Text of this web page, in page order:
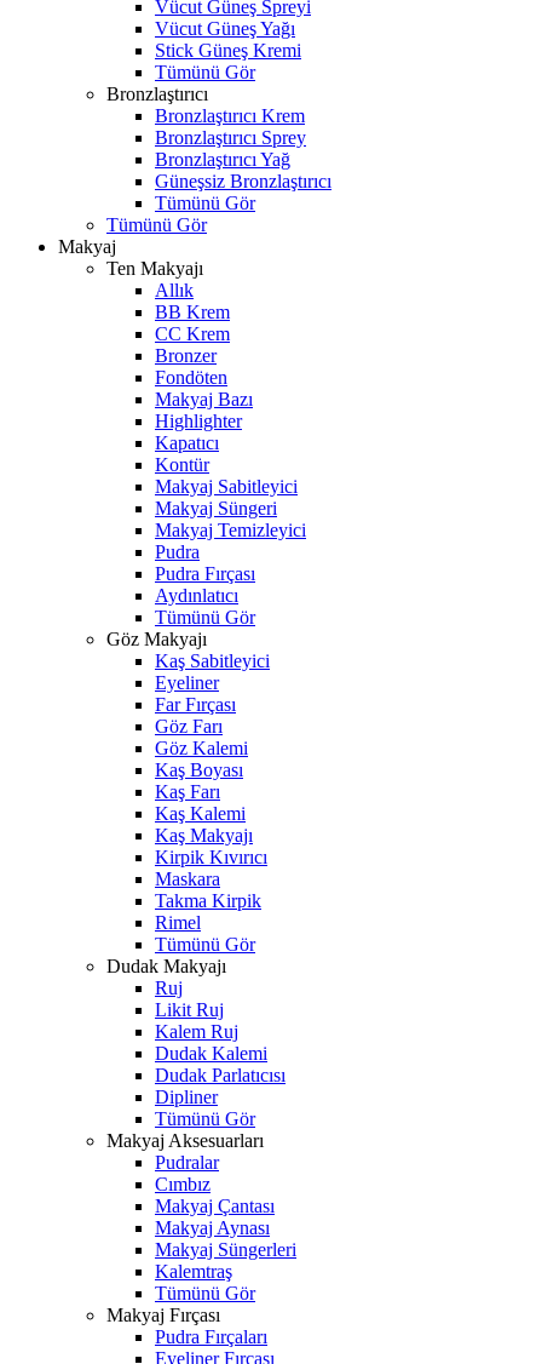
Vücut Güneş Spreyi
Vücut Güneş Yağı
Stick Güneş Kremi
Tümünü Gör
Bronzlaştırıcı
Bronzlaştırıcı Krem
Bronzlaştırıcı Sprey
Bronzlaştırıcı Yağ
Güneşsiz Bronzlaştırıcı
Tümünü Gör
Tümünü Gör
Makyaj
Ten Makyajı
Allık
BB Krem
CC Krem
Bronzer
Fondöten
Makyaj Bazı
Highlighter
Kapatıcı
Kontür
Makyaj Sabitleyici
Makyaj Süngeri
Makyaj Temizleyici
Pudra
Pudra Fırçası
Aydınlatıcı
Tümünü Gör
Göz Makyajı
Kaş Sabitleyici
Eyeliner
Far Fırçası
Göz Farı
Göz Kalemi
Kaş Boyası
Kaş Farı
Kaş Kalemi
Kaş Makyajı
Kirpik Kıvırıcı
Maskara
Takma Kirpik
Rimel
Tümünü Gör
Dudak Makyajı
Ruj
Likit Ruj
Kalem Ruj
Dudak Kalemi
Dudak Parlatıcısı
Dipliner
Tümünü Gör
Makyaj Aksesuarları
Pudralar
Cımbız
Makyaj Çantası
Makyaj Aynası
Makyaj Süngerleri
Kalemtraş
Tümünü Gör
Makyaj Fırçası
Pudra Fırçaları
Eyeliner Fırçası